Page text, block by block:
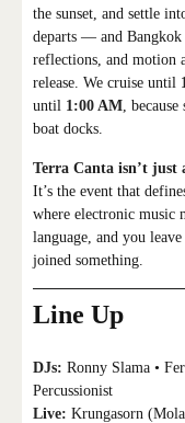
the sunset, and settle
departs — and
reflections, and motion
release. We cruise until
until 1:00 AM,
boat docks.
Terra Canta isn’t just
It’s the event that
where electronic music
language, and you
joined something.
Line Up
DJs: Ronny Slama •
Percussionist
Live: Krungasorn